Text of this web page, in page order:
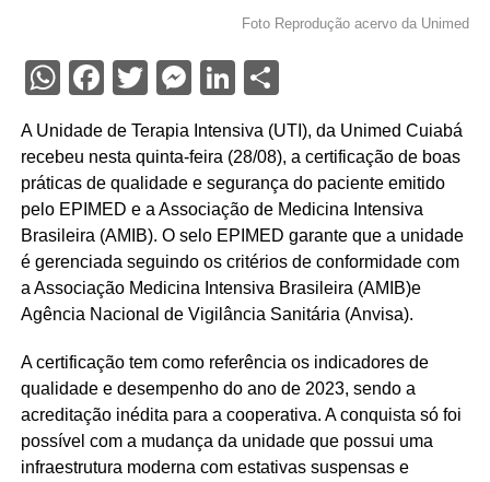
Foto Reprodução acervo da Unimed
WhatsApp
Facebook
Twitter
Messenger
LinkedIn
Share
A Unidade de Terapia Intensiva (UTI), da Unimed Cuiabá
recebeu nesta quinta-feira (28/08), a certificação de boas
práticas de qualidade e segurança do paciente emitido
pelo EPIMED e a Associação de Medicina Intensiva
Brasileira (AMIB). O selo EPIMED garante que a unidade
é gerenciada seguindo os critérios de conformidade com
a Associação Medicina Intensiva Brasileira (AMIB)e
Agência Nacional de Vigilância Sanitária (Anvisa).
A certificação tem como referência os indicadores de
qualidade e desempenho do ano de 2023, sendo a
acreditação inédita para a cooperativa. A conquista só foi
possível com a mudança da unidade que possui uma
infraestrutura moderna com estativas suspensas e